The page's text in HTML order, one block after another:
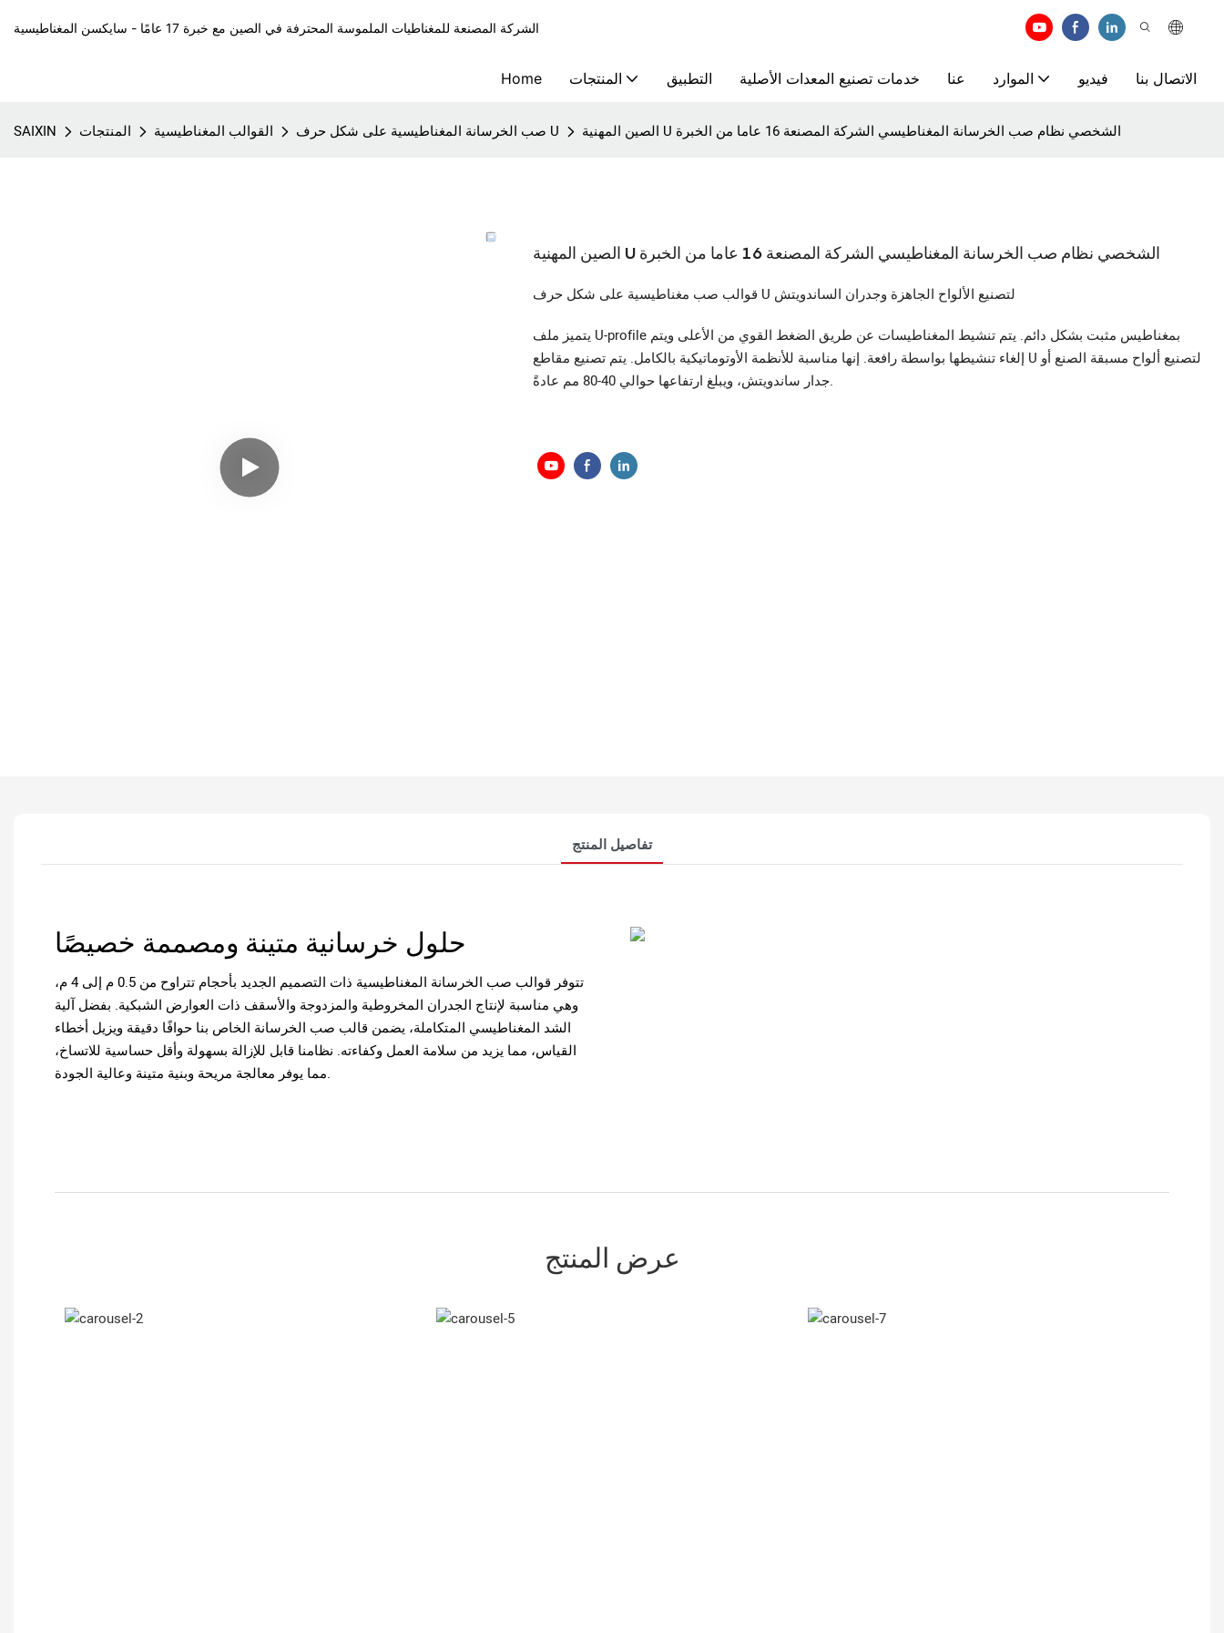
الشركة المصنعة للمغناطيات الملموسة المحترفة في الصين مع خبرة 17 عامًا - سايكسن المغناطيسية
Home المنتجات التطبيق خدمات تصنيع المعدات الأصلية عنا الموارد فيديو الاتصال بنا
SAIXIN المنتجات القوالب المغناطيسية صب الخرسانة المغناطيسية على شكل حرف U الصين المهنية U الشخصي نظام صب الخرسانة المغناطيسي الشركة المصنعة 16 عاما من الخبرة
الصين المهنية U الشخصي نظام صب الخرسانة المغناطيسي الشركة المصنعة 16 عاما من الخبرة
قوالب صب مغناطيسية على شكل حرف U لتصنيع الألواح الجاهزة وجدران الساندويتش
يتميز ملف U-profile بمغناطيس مثبت بشكل دائم. يتم تنشيط المغناطيسات عن طريق الضغط القوي من الأعلى ويتم
إلغاء تنشيطها بواسطة رافعة. إنها مناسبة للأنظمة الأوتوماتيكية بالكامل. يتم تصنيع مقاطع U لتصنيع ألواح مسبقة الصنع أو
جدار ساندويتش، ويبلغ ارتفاعها حوالي 40-80 مم عادةً.
تفاصيل المنتج
تتوفر قوالب صب الخرسانة المغناطيسية ذات التصميم الجديد بأحجام تتراوح من 0.5 م إلى 4 م،
وهي مناسبة لإنتاج الجدران المخروطية والمزدوجة والأسقف ذات العوارض الشبكية. بفضل آلية
الشد المغناطيسي المتكاملة، يضمن قالب صب الخرسانة الخاص بنا حوافًا دقيقة ويزيل أخطاء
القياس، مما يزيد من سلامة العمل وكفاءته. نظامنا قابل للإزالة بسهولة وأقل حساسية للاتساخ،
مما يوفر معالجة مريحة وبنية متينة وعالية الجودة.
عرض المنتج